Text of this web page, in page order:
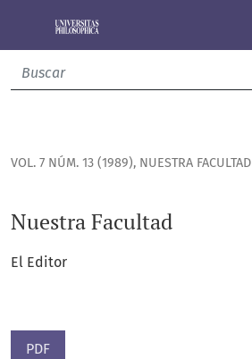
VOL. 7 NÚM. 13 (1989), NUESTRA FACULTAD
Nuestra Facultad
El Editor
PDF